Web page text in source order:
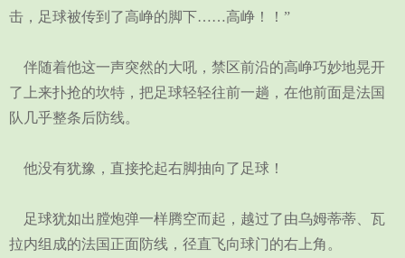
击，足球被传到了高峥的脚下……高峥！！”
伴随着他这一声突然的大吼，禁区前沿的高峥巧妙地晃开
了上来扑抢的坎特，把足球轻轻往前一趟，在他前面是法国
队几乎整条后防线。
他没有犹豫，直接抡起右脚抽向了足球！
足球犹如出膛炮弹一样腾空而起，越过了由乌姆蒂蒂、瓦
拉内组成的法国正面防线，径直飞向球门的右上角。